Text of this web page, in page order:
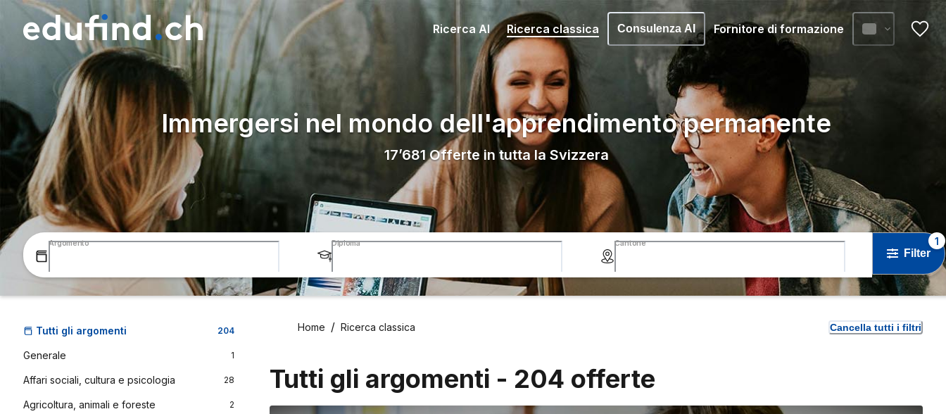
Ricerca AI Ricerca classica Consulenza AI Fornitore di formazione
Immergersi nel mondo dell'apprendimento permanente
17’681 Offerte in tutta la Svizzera
Argomento Diploma Cantone
Filter
1
Tutti gli argomenti 204
Generale 1
Affari sociali, cultura e psicologia 28
Agricoltura, animali e foreste 2
Home Ricerca classica Cancella tutti i filtri
Tutti gli argomenti - 204 offerte